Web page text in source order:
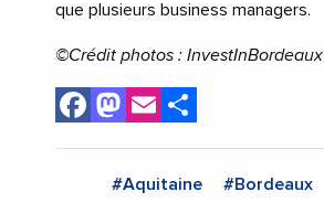
que plusieurs business managers.
©Crédit photos : InvestInBordeaux
Facebook
Mastodon
Email
#Aquitaine #Bordeaux